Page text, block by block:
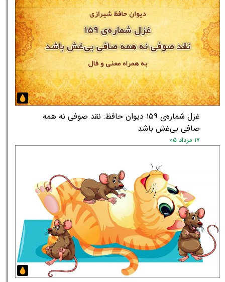
غزل شماره‌ی ۱۵۹ دیوان حافظ: نقد صوفی نه همه
صافی بی‌غش باشد
۱۷ مرداد ۰۵